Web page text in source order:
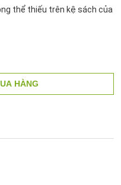
thể thiếu trên kệ sách của